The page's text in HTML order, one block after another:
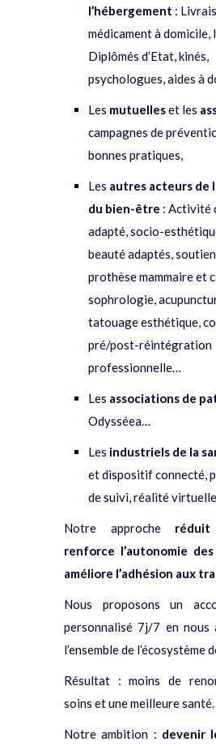
l’hébergement :
médicament à domicile,
Diplômés d’Etat, kinés,
psychologues, aides à
Les mutuelleset les
campagnes de
bonnes pratiques,
Les autres acteurs de
du bien-être : Activité
adapté, socio-
beauté adaptés,
prothèse mammaire et
sophrologie,
tatouage esthétique,
pré/post-réintégration
professionnelle…
Les associations de
Odysséea…
Les industriels de la
et dispositif connecté,
de suivi, réalité
Notre approche
renforce l’autonomie
améliore l’adhésion aux
Nous proposons un
personnalisé 7j/7 en nous
l’ensemble de l’écosystème
Résultat : moins de
soins et une meilleure santé.
Notre ambition : devenir